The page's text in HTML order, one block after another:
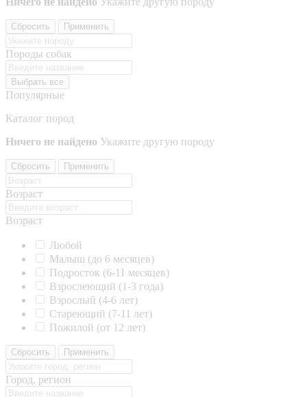
Сбросить Применить
Породы собак
Выбрать все
Популярные
Каталог пород
Ничего не найдено Укажите другую породу
Сбросить Применить
Возраст
Возраст
Любой
Малыш (до 6 месяцев)
Подросток (6-11 месяцев)
Взрослеющий (1-3 года)
Взрослый (4-6 лет)
Стареющий (7-11 лет)
Пожилой (от 12 лет)
Сбросить Применить
Город, регион